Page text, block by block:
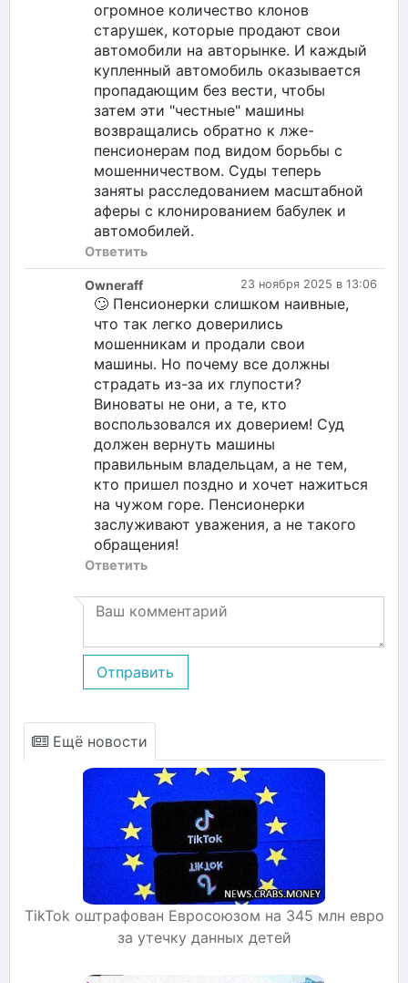
огромное количество клонов
старушек, которые продают свои
автомобили на авторынке. И каждый
купленный автомобиль оказывается
пропадающим без вести, чтобы
затем эти "честные" машины
возвращались обратно к лже-
пенсионерам под видом борьбы с
мошенничеством. Суды теперь
заняты расследованием масштабной
аферы с клонированием бабулек и
автомобилей.
Ответить
23 ноября 2025 в 13:06
Owneraff
🙄 Пенсионерки слишком наивные,
что так легко доверились
мошенникам и продали свои
машины. Но почему все должны
страдать из-за их глупости?
Виноваты не они, а те, кто
воспользовался их доверием! Суд
должен вернуть машины
правильным владельцам, а не тем,
кто пришел поздно и хочет нажиться
на чужом горе. Пенсионерки
заслуживают уважения, а не такого
обращения!
Ответить
Отправить
Ещё новости
TikTok оштрафован Евросоюзом на 345 млн евро
за утечку данных детей